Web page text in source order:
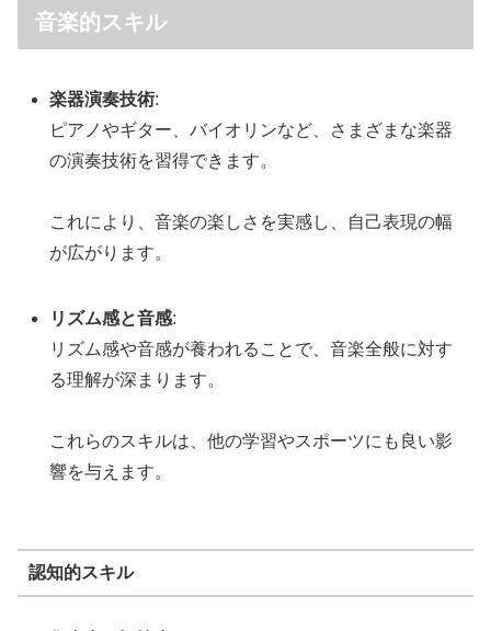
音楽的スキル
楽器演奏技術:
ピアノやギター、バイオリンなど、さまざまな楽器
の演奏技術を習得できます。
これにより、音楽の楽しさを実感し、自己表現の幅
が広がります。
リズム感と音感:
リズム感や音感が養われることで、音楽全般に対す
る理解が深まります。
これらのスキルは、他の学習やスポーツにも良い影
響を与えます。
認知的スキル